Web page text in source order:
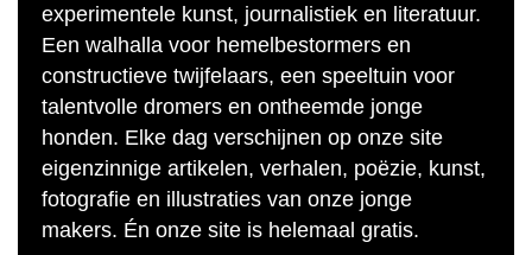
experimentele kunst, journalistiek en literatuur.
Een walhalla voor hemelbestormers en
constructieve twijfelaars, een speeltuin voor
talentvolle dromers en ontheemde jonge
honden. Elke dag verschijnen op onze site
eigenzinnige artikelen, verhalen, poëzie, kunst,
fotografie en illustraties van onze jonge
makers. Én onze site is helemaal gratis.